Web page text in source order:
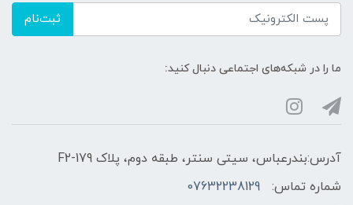
ثبت‌نام
ما را در شبکه‌های اجتماعی دنبال کنید:
آدرس:بندرعباس، سیتی سنتر، طبقه دوم، پلاک F2-179
شماره تماس:
07632238129